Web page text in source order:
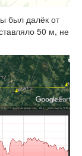
был далёк от
50 м, не